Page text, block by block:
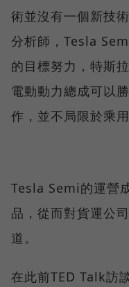
術並沒有一個新技
分析師，Tesla
的目標努力，特斯
電動動力總成可以
作，並不局限於乘用
Tesla Semi的運營
品，從而對貨運公
道。
在此前TED Talk訪